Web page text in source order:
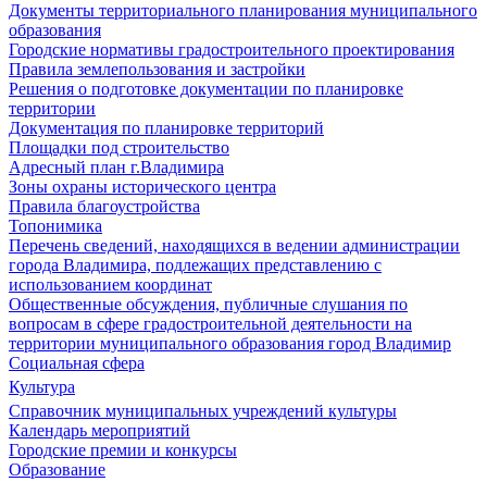
Документы территориального планирования муниципального
образования
Городские нормативы градостроительного проектирования
Правила землепользования и застройки
Решения о подготовке документации по планировке
территории
Документация по планировке территорий
Площадки под строительство
Адресный план г.Владимира
Зоны охраны исторического центра
Правила благоустройства
Топонимика
Перечень сведений, находящихся в ведении администрации
города Владимира, подлежащих представлению с
использованием координат
Общественные обсуждения, публичные слушания по
вопросам в сфере градостроительной деятельности на
территории муниципального образования город Владимир
Социальная сфера
Культура
Справочник муниципальных учреждений культуры
Календарь мероприятий
Городские премии и конкурсы
Образование